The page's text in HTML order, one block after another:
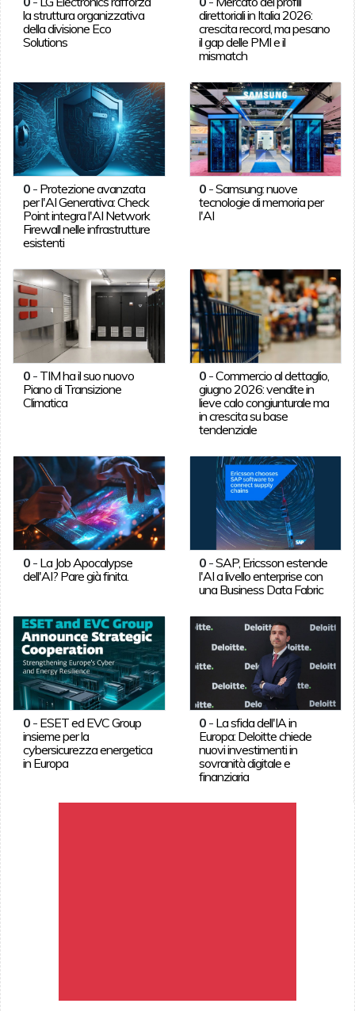
la struttura organizzativa
della divisione Eco
Solutions
direttoriali in Italia 2026:
crescita record, ma pesano
il gap delle PMI e il
mismatch
0- Protezione avanzata
per l'AI Generativa: Check
Point integra l'AI Network
Firewall nelle infrastrutture
esistenti
0 -Samsung: nuove
tecnologie di memoria per
l'AI
0- TIM ha il suo nuovo
Piano di Transizione
Climatica
0 -Commercio al dettaglio,
giugno 2026: vendite in
lieve calo congiunturale ma
in crescita su base
tendenziale
0- La Job Apocalypse
dell'AI? Pare già finita.
0 -SAP, Ericsson estende
l'AI a livello enterprise con
una Business Data Fabric
0- ESET ed EVC Group
insieme per la
cybersicurezza energetica
in Europa
0 - La sfida dell'IA in
Europa: Deloitte chiede
nuovi investimenti in
sovranità digitale e
finanziaria